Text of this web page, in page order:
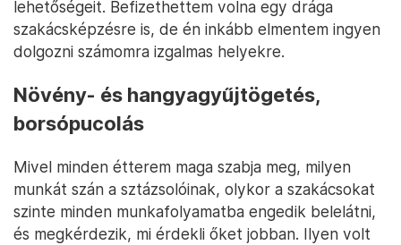
lehetőségeit. Befizethettem volna egy drága
szakácsképzésre is, de én inkább elmentem ingyen
dolgozni számomra izgalmas helyekre.
Növény- és hangyagyűjtögetés,
borsópucolás
Mivel minden étterem maga szabja meg, milyen
munkát szán a sztázsolóinak, olykor a szakácsokat
szinte minden munkafolyamatba engedik belelátni,
és megkérdezik, mi érdekli őket jobban. Ilyen volt